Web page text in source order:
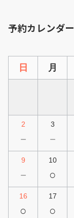
予約カレンダー
日
月
2
－
3
－
9
－
10
○
16
○
17
○